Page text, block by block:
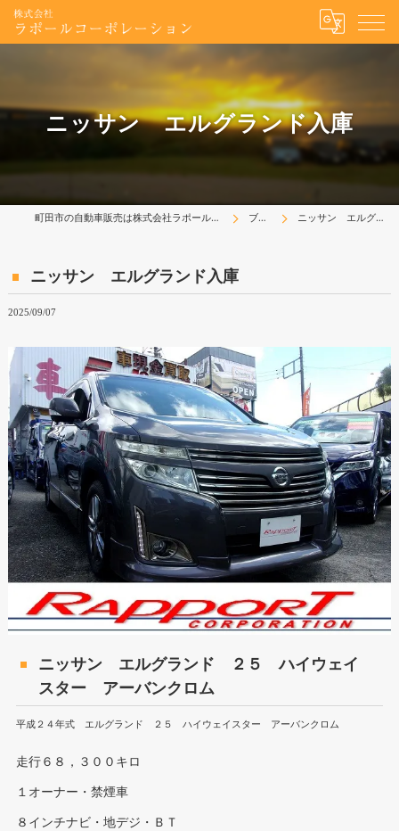
ニッサン エルグランド入庫
町田市の自動車販売は株式会社ラポールコーポレーション ブログ ニッサン エルグランド入庫
ニッサン エルグランド入庫
2025/09/07
ニッサン エルグランド ２５ ハイウェイ
スター アーバンクロム
平成２４年式 エルグランド ２５ ハイウェイスター アーバンクロム
走行６８，３００キロ
１オーナー・禁煙車
８インチナビ・地デジ・ＢＴ